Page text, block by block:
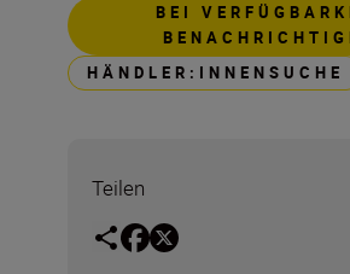
BEI
HÄNDLER:INNENSUCHE
Teilen